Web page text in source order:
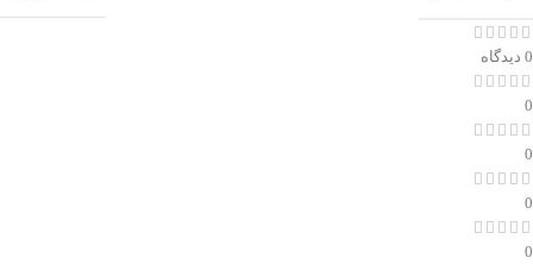
0 دیدگاه
0
0
0
0